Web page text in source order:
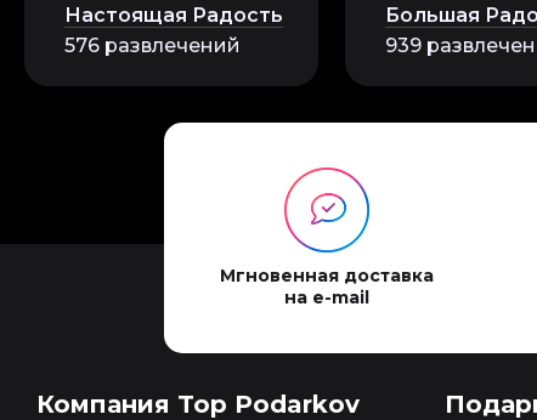
Настоящая Радость
576 развлечений
Большая
939
Мгновенная доставка
на e-mail
Компания Top Podarkov